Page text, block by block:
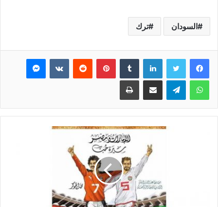
السودان ترك
فيسبوك تويتر لينكدإن بينتيريست ماسنجر
واتساب تيلقرام مشاركة عبر البريد طباعة